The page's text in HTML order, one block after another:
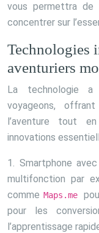
vous permettra
concentrer sur
Technologies
aventuriers
La technologie
voyageons,
l’aventure tout
innovations
1. Smartphone
multifonction par
comme Maps.me
pour les
l’apprentissage